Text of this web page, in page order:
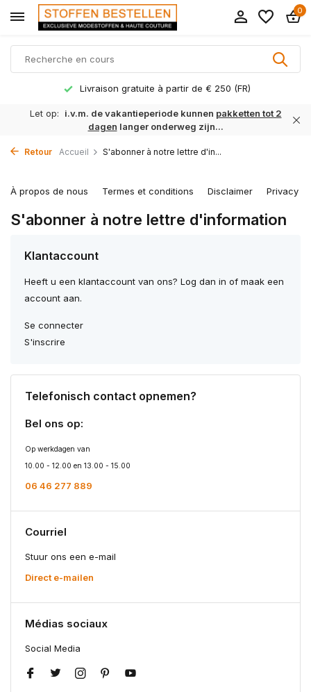
0
Livraison gratuite à partir de € 250 (FR)
Let op: i.v.m. de vakantieperiode kunnen pakketten tot 2
dagen langer onderweg zijn...
Retour Accueil S'abonner à notre lettre d'in...
À propos de nous Termes et conditions Disclaimer Privacy
S'abonner à notre lettre d'information
Klantaccount
Heeft u een klantaccount van ons? Log dan in of maak een
account aan.
Se connecter
S'inscrire
Telefonisch contact opnemen?
Bel ons op:
Op werkdagen van
10.00 - 12.00 en 13.00 - 15.00
06 46 277 889
Courriel
Stuur ons een e-mail
Direct e-mailen
Médias sociaux
Social Media